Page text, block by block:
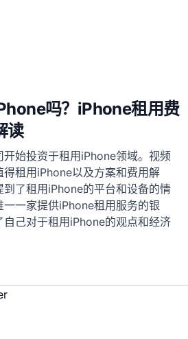
吗？iPhone租用费
读
开始投资于租用iPhone领域。视频
得租用iPhone以及方案和费用解
到了租用iPhone的平台和设备的情
一一家提供iPhone租用服务的银
自己对于租用iPhone的观点和经济